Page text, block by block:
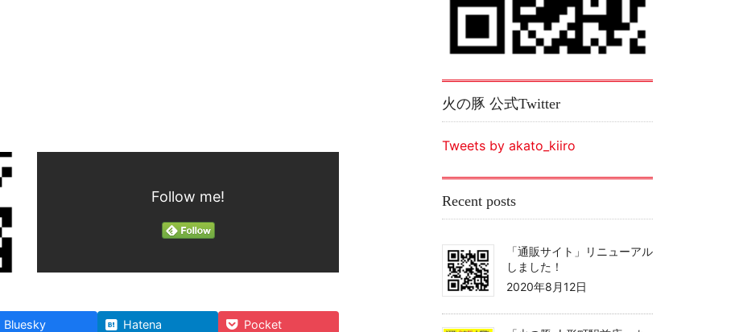
Follow me!
Bluesky Hatena
Pocket
火の豚 公式Twitter
Tweets by akato_kiiro
Recent posts
「通販サイト」リニューアル
しました！
2020年8月12日